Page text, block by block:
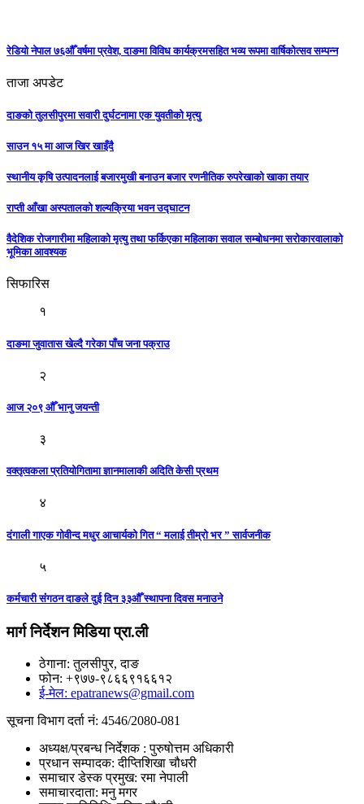
रेडियो नेपाल ७६औँ वर्षमा प्रवेश, दाङमा विविध कार्यक्रमसहित भव्य रूपमा वार्षिकोत्सव सम्पन्न
ताजा अपडेट
दाङको तुलसीपुरमा सवारी दुर्घटनामा एक युवतीको मृत्यु
साउन १५ मा आज खिर खाइँदै
स्थानीय कृषि उत्पादनलाई बजारमुखी बनाउन बजार रणनीतिक रुपरेखाको खाका तयार
राप्ती आँखा अस्पतालको शल्यक्रिया भवन उद्घाटन
वैदेशिक रोजगारीमा महिलाको मृत्यु तथा फर्किएका महिलाका सवाल सम्बोधनमा सरोकारवालाको
भूमिका आवश्यक
सिफारिस
१
दाङमा जुवातास खेल्दै गरेका पाँच जना पक्राउ
२
आज २०९ औँ भानु जयन्ती
३
वक्तृत्वकला प्रतियोगितामा ज्ञानमालाकी अदिति केसी प्रथम
४
दंगाली गाएक गोवीन्द मधुर आचार्यको गित “ मलाई तीम्रो भर ” सार्वजनीक
५
कर्मचारी संंगठन दाङले दुई दिन ३३औँ स्थापना दिवस मनाउने
मार्ग निर्देशन मिडिया प्रा.ली
ठेगाना: तुलसीपुर, दाङ
फोन: +९७७-९८६६९१६६१२
ई-मेल: epatranews@gmail.com
सूचना विभाग दर्ता नं: 4546/2080-081
अध्यक्ष/प्रबन्ध निर्देशक : पुरुषोत्तम अधिकारी
प्रधान सम्पादक: दीप्तिशिखा चौधरी
समाचार डेस्क प्रमुख: रमा नेपाली
समाचारदाता: मनु मगर